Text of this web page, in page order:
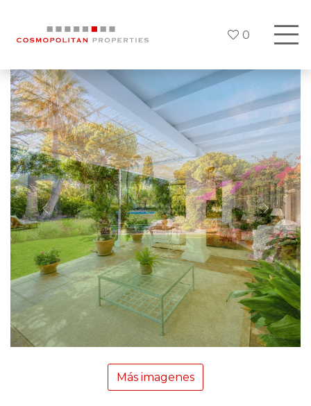
0
Previous
Más imagenes